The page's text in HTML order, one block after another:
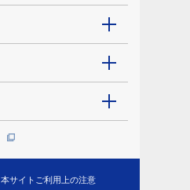
本サイトご利用上の注意